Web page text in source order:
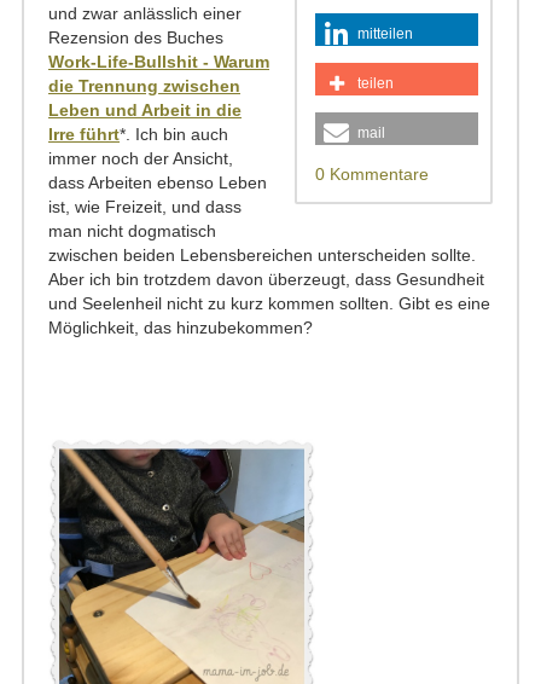
mitteilen
teilen
mail
0 Kommentare
und zwar anlässlich einer
Rezension des Buches
Work-Life-Bullshit - Warum
die Trennung zwischen
Leben und Arbeit in die
Irre führt*. Ich bin auch
immer noch der Ansicht,
dass Arbeiten ebenso Leben
ist, wie Freizeit, und dass
man nicht dogmatisch
zwischen beiden Lebensbereichen unterscheiden sollte.
Aber ich bin trotzdem davon überzeugt, dass Gesundheit
und Seelenheil nicht zu kurz kommen sollten. Gibt es eine
Möglichkeit, das hinzubekommen?